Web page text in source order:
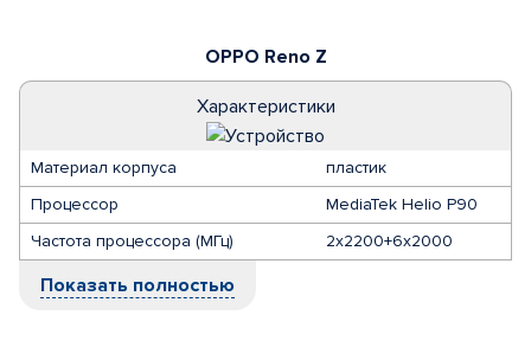
OPPO Reno Z
Характеристики
Материал корпуса
пластик
Процессор
MediaTek Helio P90
Частота процессора (МГц)
2х2200+6х2000
Показать полностью